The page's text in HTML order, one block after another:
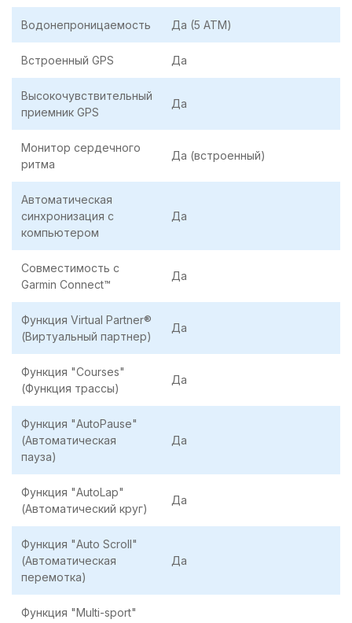
Водонепроницаемость Да (5 ATM)
Встроенный GPS Да
Высокочувствительный
приемник GPS
Да
Монитор сердечного
ритма
Да (встроенный)
Автоматическая
синхронизация с
компьютером
Да
Совместимость с
Garmin Connect™
Да
Функция Virtual Partner®
(Виртуальный партнер)
Да
Функция "Сourses"
(Функция трассы)
Да
Функция "AutoPause"
(Автоматическая
пауза)
Да
Функция "AutoLap"
(Автоматический круг)
Да
Функция "Auto Scroll"
(Автоматическая
перемотка)
Да
Функция "Multi-sport"